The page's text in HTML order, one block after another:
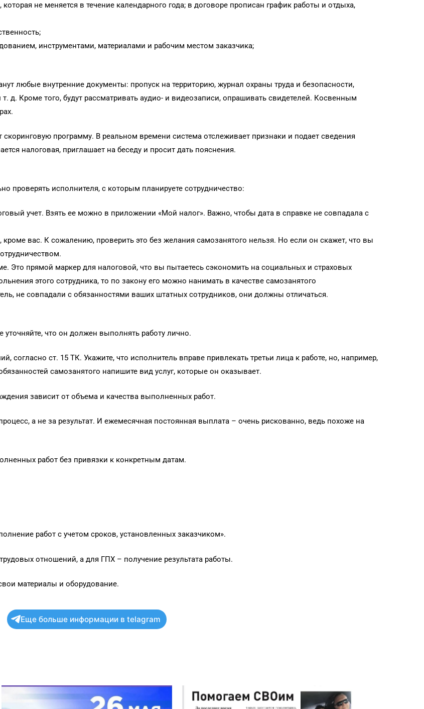
не меняется в течение календарного года; в договоре прописан график работы и отдыха,
инструментами, материалами и рабочим местом заказчика;
любые внутренние документы: пропуск на территорию, журнал охраны труда и безопасности,
д. Кроме того, будут рассматривать аудио- и видеозаписи, опрашивать свидетелей. Косвенным
программу. В реальном времени система отслеживает признаки и подает сведения
налоговая, приглашает на беседу и просит дать пояснения.
проверять исполнителя, с которым планируете сотрудничество:
учет. Взять ее можно в приложении «Мой налог». Важно, чтобы дата в справке не совпадала с
кроме вас. К сожалению, проверить это без желания самозанятого нельзя. Но если он скажет, что вы
Это прямой маркер для налоговой, что вы пытаетесь сэкономить на социальных и страховых
этого сотрудника, то по закону его можно нанимать в качестве самозанятого
не совпадали с обязанностями ваших штатных сотрудников, они должны отличаться.
что он должен выполнять работу лично.
согласно ст. 15 ТК. Укажите, что исполнитель вправе привлекать третьи лица к работе, но, например,
самозанятого напишите вид услуг, которые он оказывает.
зависит от объема и качества выполненных работ.
а не за результат. И ежемесячная постоянная выплата – очень рискованно, ведь похоже на
работ без привязки к конкретным датам.
работ с учетом сроков, установленных заказчиком».
отношений, а для ГПХ – получение результата работы.
материалы и оборудование.
Еще больше информации в telagram